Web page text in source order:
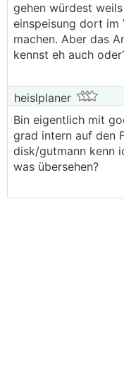
gehen würdest
einspeisung dort im
machen. Aber das
kennst eh auch
heislplaner
Bin eigentlich mit
grad intern auf den
disk/gutmann kenn
was übersehen?